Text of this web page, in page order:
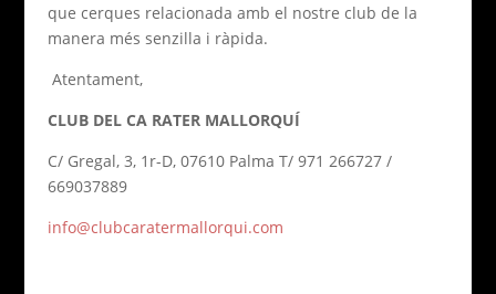
que cerques relacionada amb el nostre club de la
manera més senzilla i ràpida.
Atentament,
CLUB DEL CA RATER MALLORQUÍ
C/ Gregal, 3, 1r-D, 07610 Palma T/ 971 266727 /
669037889
info@clubcaratermallorqui.com